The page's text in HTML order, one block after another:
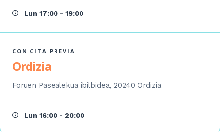
Lun 17:00 - 19:00
CON CITA PREVIA
Ordizia
Foruen Pasealekua ibilbidea, 20240 Ordizia
Lun 16:00 - 20:00